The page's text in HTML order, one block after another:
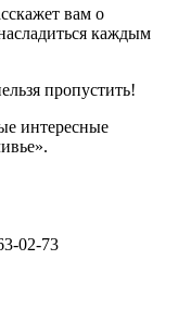
вам о
каждым
пропустить!
интересные
02-73